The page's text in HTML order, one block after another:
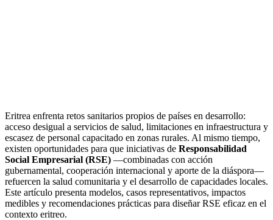
Eritrea enfrenta retos sanitarios propios de países en desarrollo:
acceso desigual a servicios de salud, limitaciones en infraestructura y
escasez de personal capacitado en zonas rurales. Al mismo tiempo,
existen oportunidades para que iniciativas de Responsabilidad
Social Empresarial (RSE) —combinadas con acción
gubernamental, cooperación internacional y aporte de la diáspora—
refuercen la salud comunitaria y el desarrollo de capacidades locales.
Este artículo presenta modelos, casos representativos, impactos
medibles y recomendaciones prácticas para diseñar RSE eficaz en el
contexto eritreo.